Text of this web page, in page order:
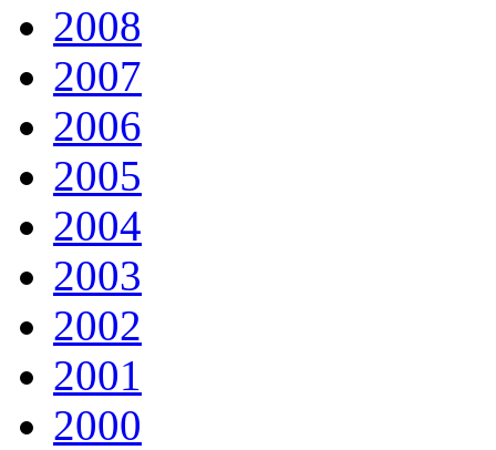
2008
2007
2006
2005
2004
2003
2002
2001
2000